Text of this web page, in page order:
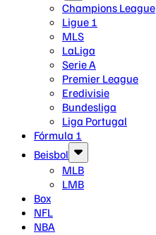
Champions League
Ligue 1
MLS
LaLiga
Serie A
Premier League
Eredivisie
Bundesliga
Liga Portugal
Fórmula 1
Beisbol
MLB
LMB
Box
NFL
NBA